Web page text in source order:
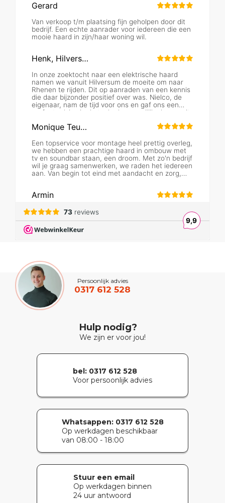
Persoonlijk advies
0317 612 528
Hulp nodig?
We zijn er voor jou!
bel: 0317 612 528
Voor persoonlijk advies
Whatsappen:0317 612 528
Op werkdagen beschikbaar
van 08:00 - 18:00
Stuur een email
Op werkdagen binnen
24 uur antwoord